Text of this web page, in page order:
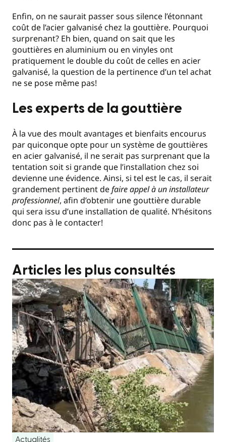
Enfin, on ne saurait passer sous silence l’étonnant
coût de l’acier galvanisé chez la gouttière. Pourquoi
surprenant? Eh bien, quand on sait que les
gouttières en aluminium ou en vinyles ont
pratiquement le double du coût de celles en acier
galvanisé, la question de la pertinence d’un tel achat
ne se pose même pas!
Les experts de la gouttière
À la vue des moult avantages et bienfaits encourus
par quiconque opte pour un système de gouttières
en acier galvanisé, il ne serait pas surprenant que la
tentation soit si grande que l’installation chez soi
devienne une évidence. Ainsi, si tel est le cas, il serait
grandement pertinent defaire appel à un installateur
professionnel, afin d’obtenir une gouttière durable
qui sera issu d’une installation de qualité. N’hésitons
donc pas à le contacter!
Articles les plus consultés
Actualités